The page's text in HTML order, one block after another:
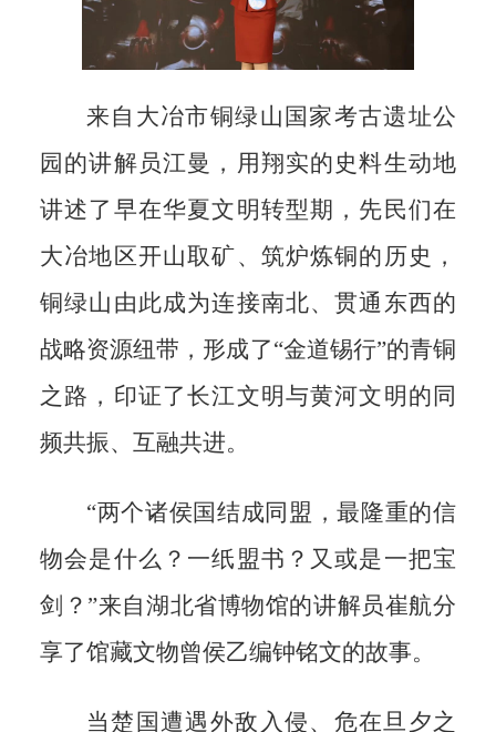
来自大冶市铜绿山国家考古遗址公
园的讲解员江曼，用翔实的史料生动地
讲述了早在华夏文明转型期，先民们在
大冶地区开山取矿、筑炉炼铜的历史，
铜绿山由此成为连接南北、贯通东西的
战略资源纽带，形成了“金道锡行”的青铜
之路，印证了长江文明与黄河文明的同
频共振、互融共进。
“两个诸侯国结成同盟，最隆重的信
物会是什么？一纸盟书？又或是一把宝
剑？”来自湖北省博物馆的讲解员崔航分
享了馆藏文物曾侯乙编钟铭文的故事。
当楚国遭遇外敌入侵、危在旦夕之